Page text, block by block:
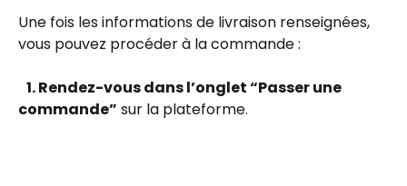
Une fois les informations de livraison renseignées,
vous pouvez procéder à la commande :
commande” sur la plateforme.